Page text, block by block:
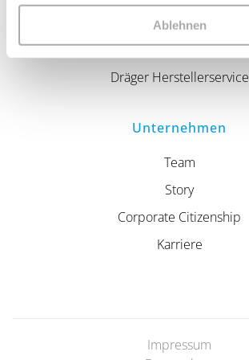
Ablehnen
Textilveredelung
Nachhaltigkeit
Dräger Herstellerservice
Unternehmen
Team
Story
Corporate Citizenship
Karriere
Impressum